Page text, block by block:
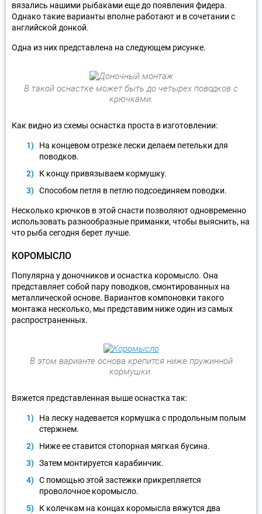
вязались нашими рыбаками еще до появления фидера.
Однако такие варианты вполне работают и в сочетании с
английской донкой.
Одна из них представлена на следующем рисунке.
В такой оснастке может быть до четырех поводков с
крючками.
Как видно из схемы оснастка проста в изготовлении:
На концевом отрезке лески делаем петельки для
поводков.
К концу привязываем кормушку.
Способом петля в петлю подсоединяем поводки.
Несколько крючков в этой снасти позволяют одновременно
использовать разнообразные приманки, чтобы выяснить, на
что рыба сегодня берет лучше.
КОРОМЫСЛО
Популярна у доночников и оснастка коромысло. Она
представляет собой пару поводков, смонтированных на
металлической основе. Вариантов компоновки такого
монтажа несколько, мы представим ниже один из самых
распространенных.
В этом варианте основа крепится ниже пружинной
кормушки.
Вяжется представленная выше оснастка так:
На леску надевается кормушка с продольным полым
стержнем.
Ниже ее ставится стопорная мягкая бусина.
Затем монтируется карабинчик.
С помощью этой застежки прикрепляется
проволочное коромысло.
К колечкам на концах коромысла вяжутся два